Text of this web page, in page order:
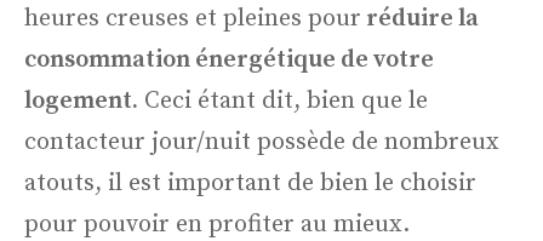
heures creuses et pleines pour réduire la
consommation énergétique de votre
logement. Ceci étant dit, bien que le
contacteur jour/nuit possède de nombreux
atouts, il est important de bien le choisir
pour pouvoir en profiter au mieux.